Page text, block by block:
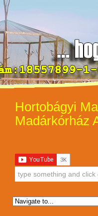
Hortobágyi
Madárkórház